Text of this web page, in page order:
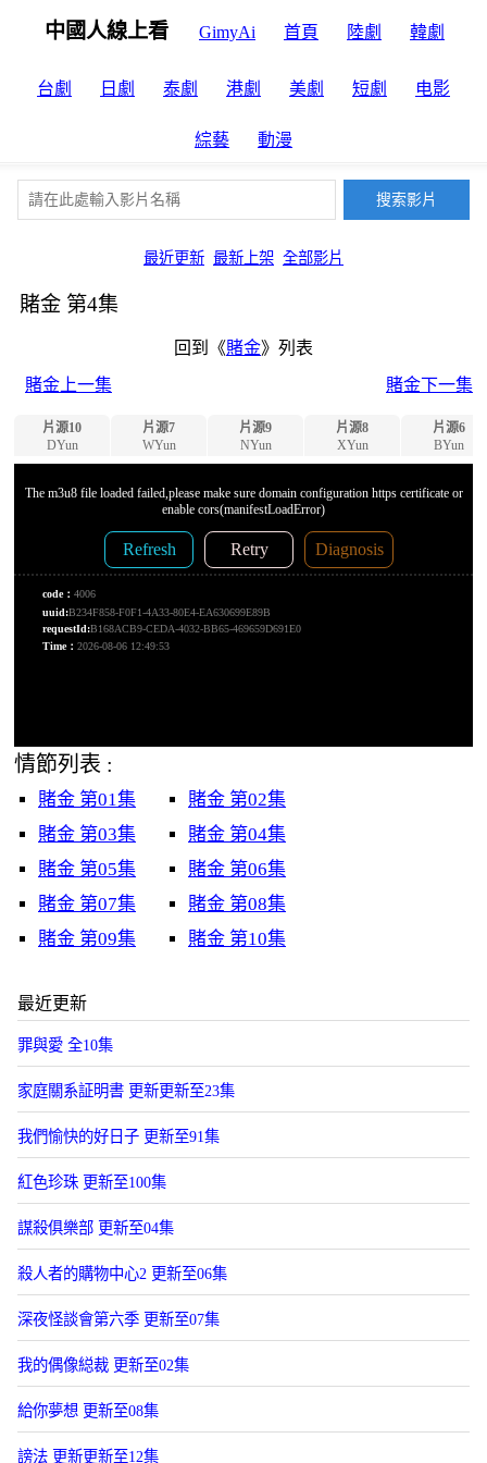
中國人線上看 GimyAi 首頁 陸劇 韓劇
台劇 日劇 泰劇 港劇 美劇 短劇 电影
綜藝 動漫
最近更新 最新上架 全部影片
賭金 第4集
回到《賭金》列表
賭金上一集
賭金下一集
片源10
DYun
片源7
WYun
片源9
NYun
片源8
XYun
片源6
BYun
情節列表 :
賭金 第01集
賭金 第02集
賭金 第03集
賭金 第04集
賭金 第05集
賭金 第06集
賭金 第07集
賭金 第08集
賭金 第09集
賭金 第10集
最近更新
罪與愛 全10集
家庭關系証明書 更新更新至23集
我們愉快的好日子 更新至91集
紅色珍珠 更新至100集
謀殺俱樂部 更新至04集
殺人者的購物中心2 更新至06集
深夜怪談會第六季 更新至07集
我的偶像縂裁 更新至02集
給你夢想 更新至08集
謗法 更新更新至12集